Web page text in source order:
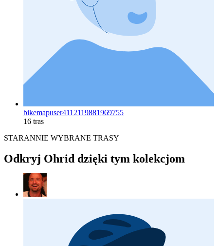
bikemapuser4112119881969755
16 tras
STARANNIE WYBRANE TRASY
Odkryj Ohrid dzięki tym kolekcjom